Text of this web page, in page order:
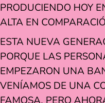
PRODUCIENDO HOY
ALTA EN
ESTA NUEVA
PORQUE LAS
EMPEZARON UNA
VENÍAMOS DE UNA